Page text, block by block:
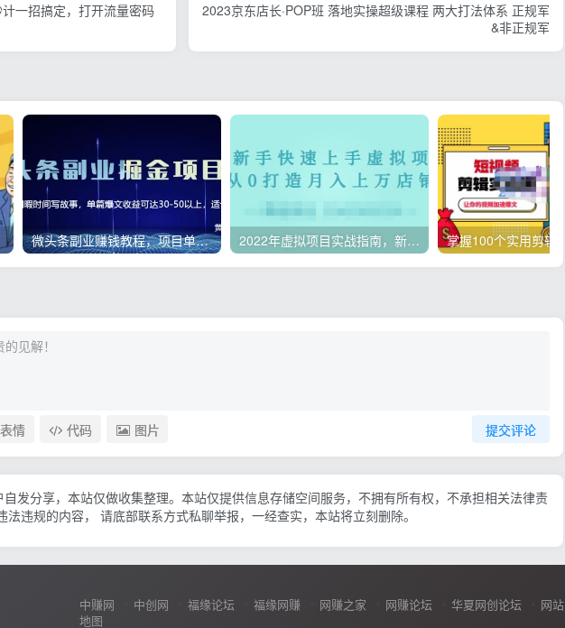
一招搞定，打开流量密码
2023京东店长·POP班 落地实操超级课程 两大打法体系 正规军
&非正规军
微头条副业赚钱教程，项目单号单天做到50-100+收益 2022年虚拟项目实战指南，新手从0打造月入上万店铺【视频课程】
提交评论
表情 代码 图片
发分享，本站仅做收集整理。本站仅提供信息存储空间服务，不拥有所有权，不承担相关法律责
违规的内容， 请底部联系方式私聊举报，一经查实，本站将立刻删除。
中赚网 中创网 福缘论坛 福缘网赚 网赚之家 网赚论坛 华夏网创论坛
网站
地图